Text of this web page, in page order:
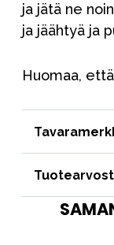
ja jätä ne
ja jäähtyä ja
Huomaa,